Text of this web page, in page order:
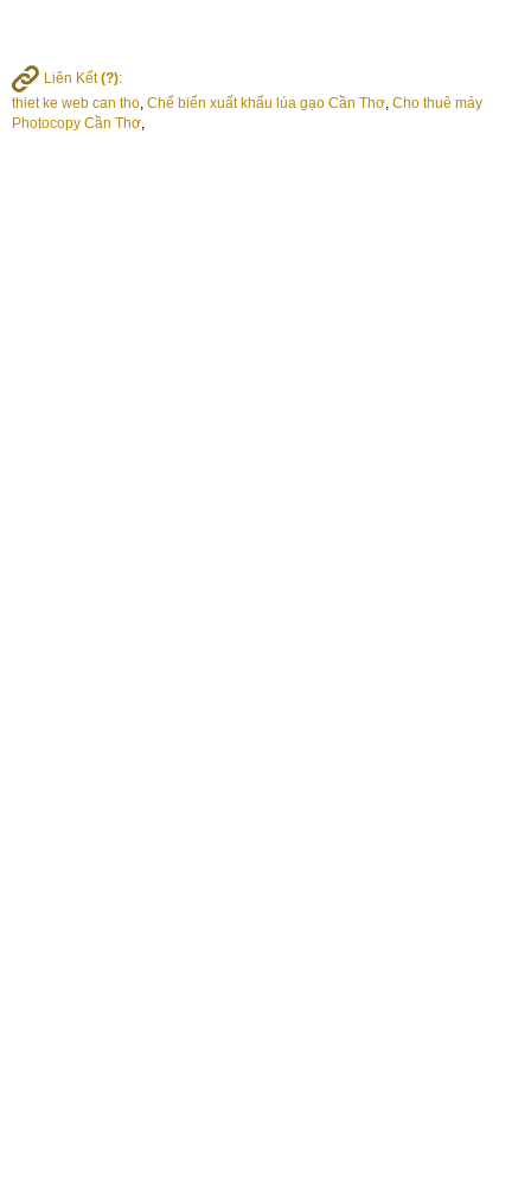
Liên Kết(?):
thiet ke web can tho, Chế biến xuất khẩu lúa gạo Cần Thơ, Cho thuê máy
Photocopy Cần Thơ,